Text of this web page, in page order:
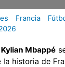
Francia
Kylian Mbappé
historia de